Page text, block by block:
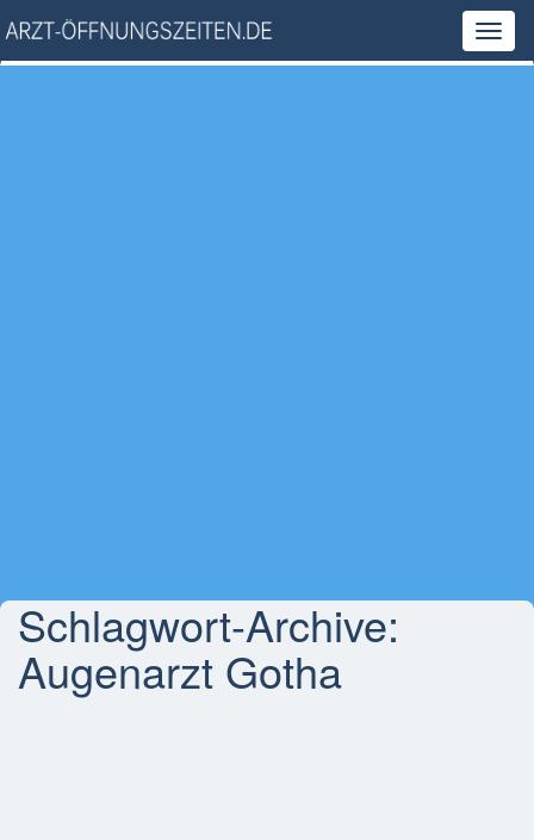
Schlagwort-Archive:
Augenarzt Gotha